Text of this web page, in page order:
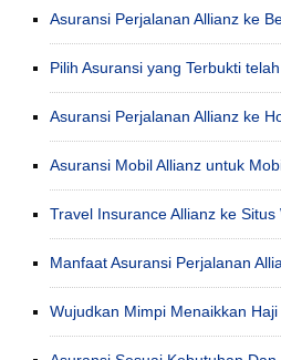
Asuransi Perjalanan Allianz ke
Pilih Asuransi yang Terbukti
Asuransi Perjalanan Allianz ke
Asuransi Mobil Allianz untuk
Travel Insurance Allianz ke Situs
Manfaat Asuransi Perjalanan
Wujudkan Mimpi Menaikkan